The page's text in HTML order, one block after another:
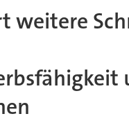
weitere